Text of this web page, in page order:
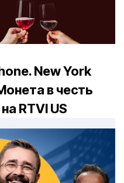
New York
в честь
RTVI US